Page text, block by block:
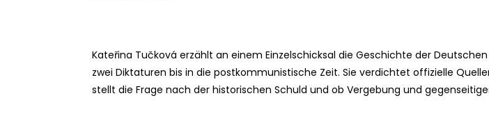
Kateřina Tučková erzählt an einem Einzelschicksal die Geschichte der
zwei Diktaturen bis in die postkommunistische Zeit. Sie verdichtet offizielle
stellt die Frage nach der historischen Schuld und ob Vergebung und